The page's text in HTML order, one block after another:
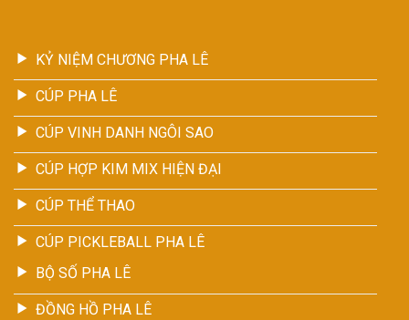
KỶ NIỆM CHƯƠNG PHA LÊ
CÚP PHA LÊ
CÚP VINH DANH NGÔI SAO
CÚP HỢP KIM MIX HIỆN ĐẠI
CÚP THỂ THAO
CÚP PICKLEBALL PHA LÊ
BỘ SỐ PHA LÊ
ĐỒNG HỒ PHA LÊ